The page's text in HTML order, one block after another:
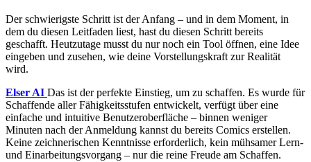
Der schwierigste Schritt ist der Anfang – und in dem Moment, in
dem du diesen Leitfaden liest, hast du diesen Schritt bereits
geschafft. Heutzutage musst du nur noch ein Tool öffnen, eine Idee
eingeben und zusehen, wie deine Vorstellungskraft zur Realität
wird.
Elser AI Das ist der perfekte Einstieg, um zu schaffen. Es wurde für
Schaffende aller Fähigkeitsstufen entwickelt, verfügt über eine
einfache und intuitive Benutzeroberfläche – binnen weniger
Minuten nach der Anmeldung kannst du bereits Comics erstellen.
Keine zeichnerischen Kenntnisse erforderlich, kein mühsamer Lern-
und Einarbeitungsvorgang – nur die reine Freude am Schaffen.